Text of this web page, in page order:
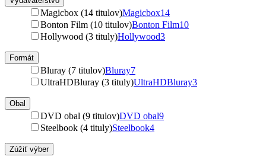
Magicbox (14 titulov)Magicbox14
Bonton Film (10 titulov)Bonton Film10
Hollywood (3 tituly)Hollywood3
Formát
Bluray (7 titulov)Bluray7
UltraHDBluray (3 tituly)UltraHDBluray3
Obal
DVD obal (9 titulov)DVD obal9
Steelbook (4 tituly)Steelbook4
Zúžiť výber